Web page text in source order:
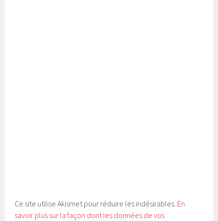
Ce site utilise Akismet pour réduire les indésirables. En
savoir plus sur la façon dont les données de vos